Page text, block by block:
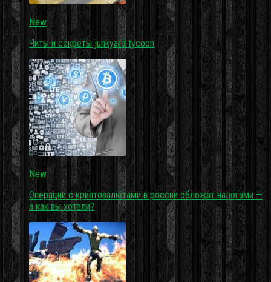
New
Читы и секреты junkyard tycoon
New
Операции с криптовалютами в россии обложат налогами —
а как вы хотели?